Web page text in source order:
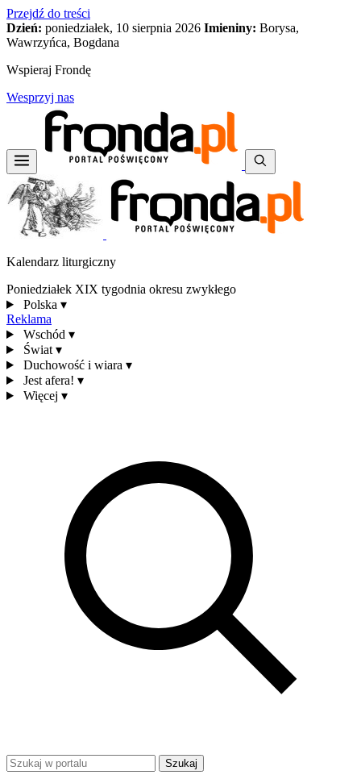
Przejdź do treści
Dzień: poniedziałek, 10 sierpnia 2026 Imieniny: Borysa,
Wawrzyńca, Bogdana
Wspieraj Frondę
Wesprzyj nas
Kalendarz liturgiczny
Poniedziałek XIX tygodnia okresu zwykłego
Polska ▾
Reklama
Wschód ▾
Świat ▾
Duchowość i wiara ▾
Jest afera! ▾
Więcej ▾
Szukaj